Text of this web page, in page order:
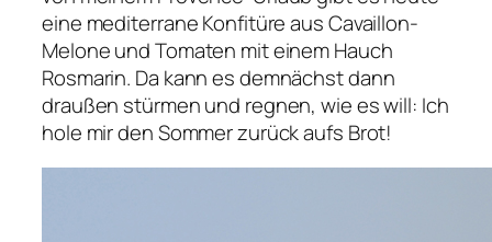
eine mediterrane Konfitüre aus Cavaillon-
Melone und Tomaten mit einem Hauch
Rosmarin. Da kann es demnächst dann
draußen stürmen und regnen, wie es will: Ich
hole mir den Sommer zurück aufs Brot!